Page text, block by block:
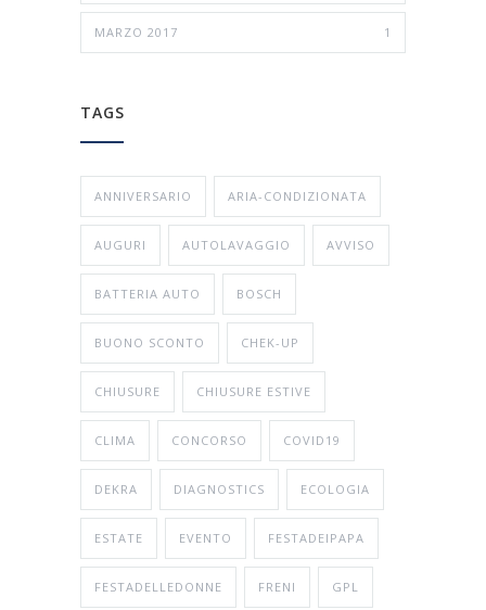
MARZO 2017 1
TAGS
ANNIVERSARIO ARIA-CONDIZIONATA
AUGURI AUTOLAVAGGIO AVVISO
BATTERIA AUTO BOSCH
BUONO SCONTO CHEK-UP
CHIUSURE CHIUSURE ESTIVE
CLIMA CONCORSO COVID19
DEKRA DIAGNOSTICS ECOLOGIA
ESTATE EVENTO FESTADEIPAPA
FESTADELLEDONNE FRENI GPL